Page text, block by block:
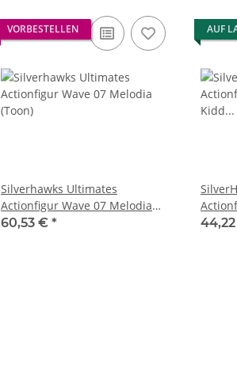
VORBESTELLEN
Silverhawks Ultimates
Actionfigur Wave 07 Melodia
(Toon)
60,53 € *
AUF